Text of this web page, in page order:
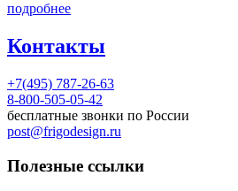
подробнее
Контакты
+7(495) 787-26-63
8-800-505-05-42
бесплатные звонки по России
post@frigodesign.ru
Полезные ссылки